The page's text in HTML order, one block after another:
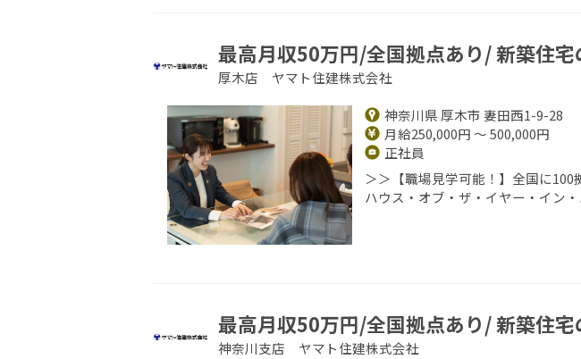
最高月収50万円/全国拠点あり/ 新築住宅
厚木店 ヤマト住建株式会社
神奈川県 厚木市 妻田西1-9-28
月給250,000円 ～ 500,000円
正社員
＞＞【職場見学可能！】全国に
ハウス・オブ・ザ・イヤー・イン
最高月収50万円/全国拠点あり/ 新築住宅
神奈川支店 ヤマト住建株式会社